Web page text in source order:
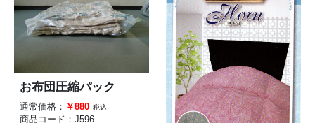
お布団圧縮パック
通常価格： ￥880 税込
商品コード： J596